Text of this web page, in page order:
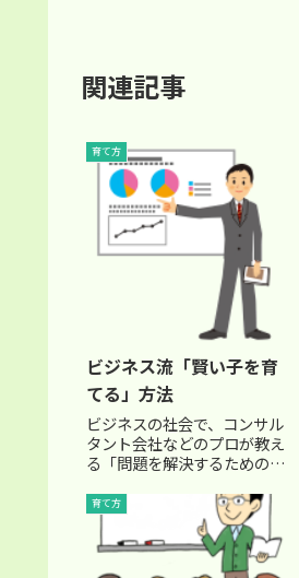
関連記事
育て方
ビジネス流「賢い子を育
てる」方法
ビジネスの社会で、コンサル
タント会社などのプロが教え
る「問題を解決するための手
は、あらゆる活動に応用で
き、子供のうちから是非身に
つけさせたい方法でもありま
すし、受験勉強をする上でも
育て方